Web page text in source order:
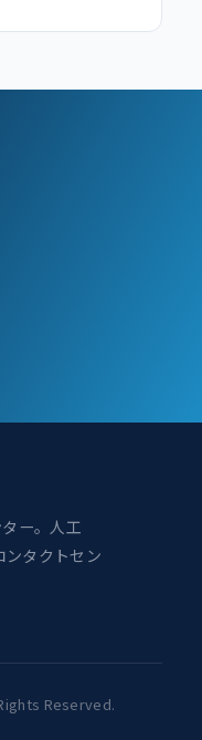
ー。人工
ンタクトセン
Reserved.